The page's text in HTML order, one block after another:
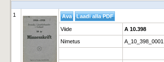
1
Viide A 10.398
Nimetus